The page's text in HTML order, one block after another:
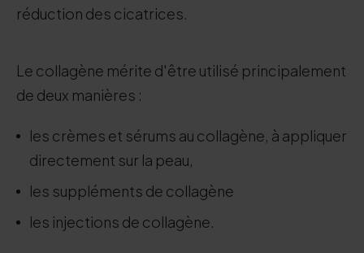
réduction des cicatrices.
Le collagène mérite d'être utilisé principalement
de deux manières :
les crèmes et sérums au collagène, à appliquer
directement sur la peau,
les suppléments de collagène
les injections de collagène.